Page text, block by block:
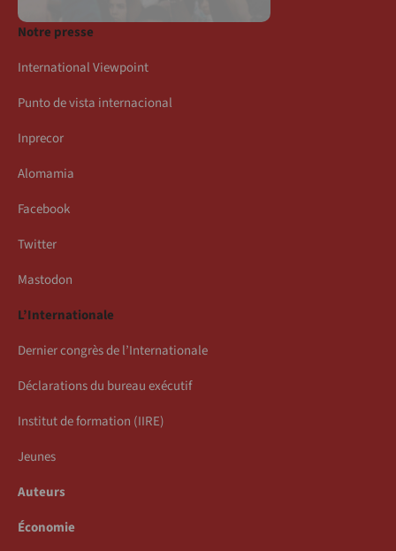
Notre presse
International Viewpoint
Punto de vista internacional
Inprecor
Alomamia
Facebook
Twitter
Mastodon
L’Internationale
Dernier congrès de l’Internationale
Déclarations du bureau exécutif
Institut de formation (IIRE)
Jeunes
Auteurs
Économie